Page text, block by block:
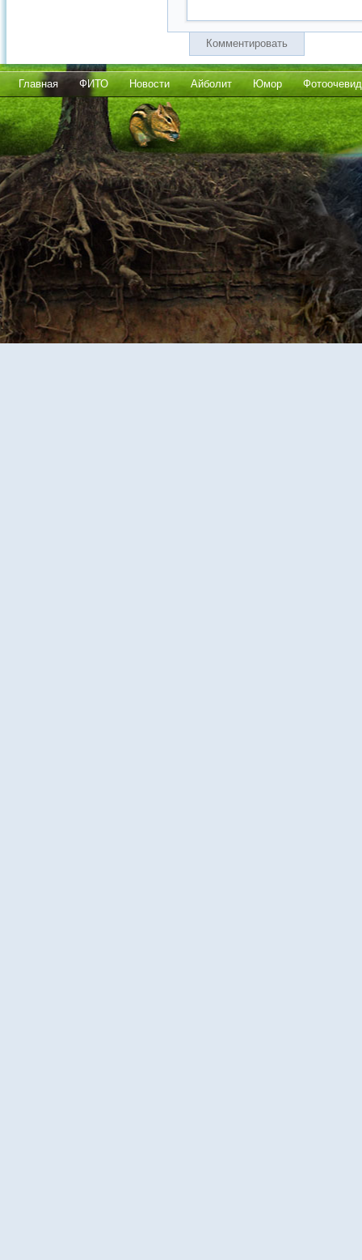
Комментировать
Главная ФИТО Новости Айболит Юмор